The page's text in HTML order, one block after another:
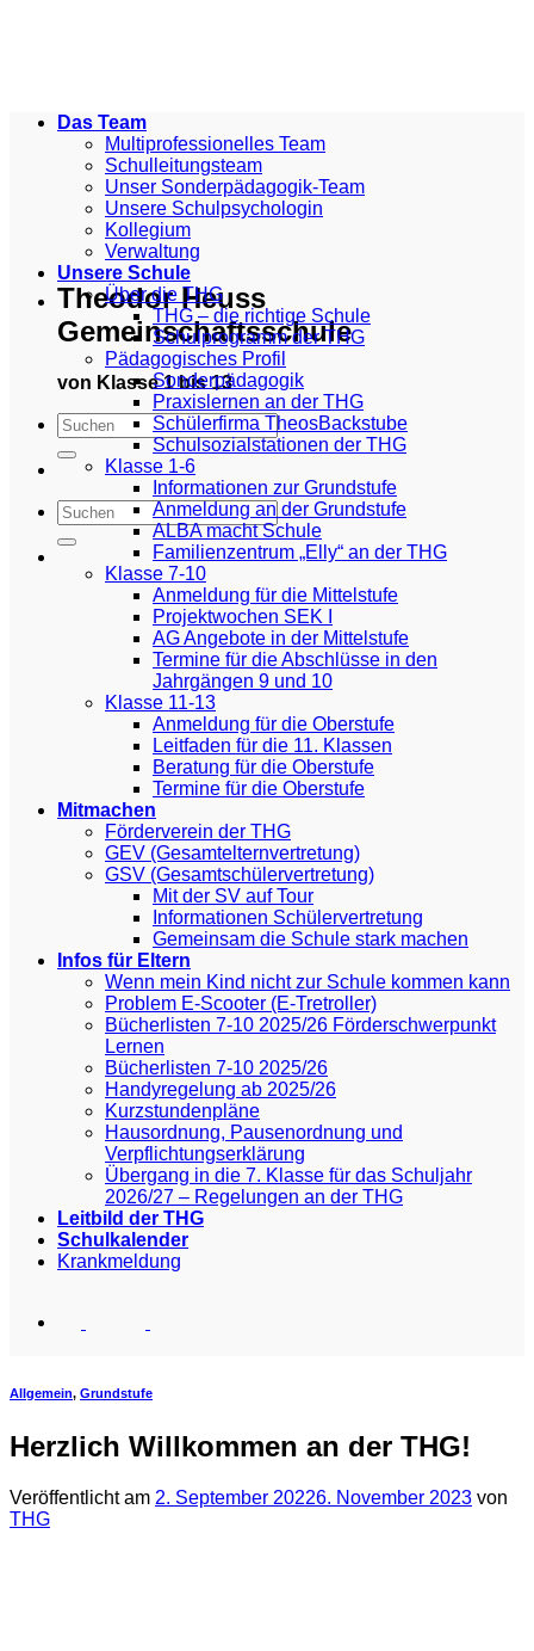
Theodor Heuss
Gemeinschaftsschule
von Klasse 1 bis 13
Das Team
Multiprofessionelles Team
Schulleitungsteam
Unser Sonderpädagogik-Team
Unsere Schulpsychologin
Kollegium
Verwaltung
Unsere Schule
Über die THG
THG – die richtige Schule
Schulprogramm der THG
Pädagogisches Profil
Sonderpädagogik
Praxislernen an der THG
Schülerfirma TheosBackstube
Schulsozialstationen der THG
Klasse 1-6
Informationen zur Grundstufe
Anmeldung an der Grundstufe
ALBA macht Schule
Familienzentrum „Elly“ an der THG
Klasse 7-10
Anmeldung für die Mittelstufe
Projektwochen SEK I
AG Angebote in der Mittelstufe
Termine für die Abschlüsse in den
Jahrgängen 9 und 10
Klasse 11-13
Anmeldung für die Oberstufe
Leitfaden für die 11. Klassen
Beratung für die Oberstufe
Termine für die Oberstufe
Mitmachen
Förderverein der THG
GEV (Gesamtelternvertretung)
GSV (Gesamtschülervertretung)
Mit der SV auf Tour
Informationen Schülervertretung
Gemeinsam die Schule stark machen
Infos für Eltern
Wenn mein Kind nicht zur Schule kommen kann
Problem E-Scooter (E-Tretroller)
Bücherlisten 7-10 2025/26 Förderschwerpunkt
Lernen
Bücherlisten 7-10 2025/26
Handyregelung ab 2025/26
Kurzstundenpläne
Hausordnung, Pausenordnung und
Verpflichtungserklärung
Übergang in die 7. Klasse für das Schuljahr
2026/27 – Regelungen an der THG
Leitbild der THG
Schulkalender
Krankmeldung
Allgemein, Grundstufe
Herzlich Willkommen an der THG!
Veröffentlicht am 2. September 20226. November 2023 von
THG